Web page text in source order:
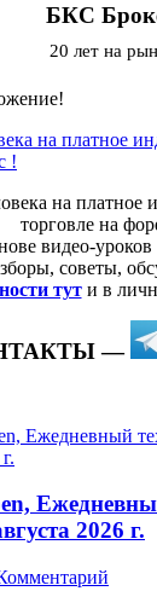
БКС
20 лет на
на платное
торговле на
видео-уроков
советы,
тут и в
—
2026 г.